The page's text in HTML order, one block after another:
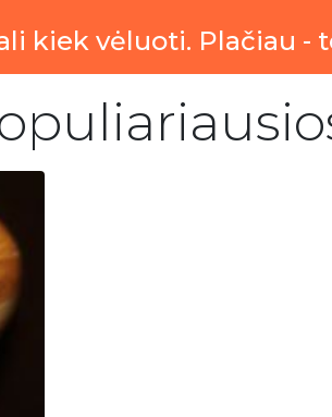
kiek vėluoti. Plačiau -